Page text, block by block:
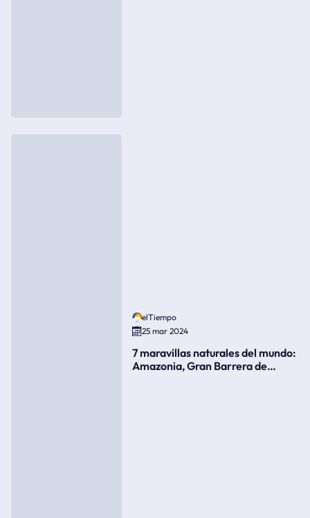
elTiempo
25 mar 2024
7 maravillas naturales del mundo:
Amazonia, Gran Barrera de